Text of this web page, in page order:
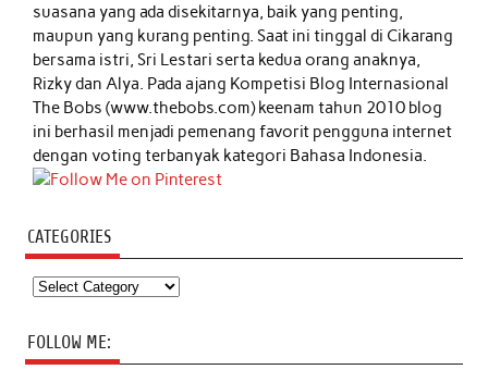
suasana yang ada disekitarnya, baik yang penting,
maupun yang kurang penting. Saat ini tinggal di Cikarang
bersama istri, Sri Lestari serta kedua orang anaknya,
Rizky dan Alya. Pada ajang Kompetisi Blog Internasional
The Bobs (www.thebobs.com) keenam tahun 2010 blog
ini berhasil menjadi pemenang favorit pengguna internet
dengan voting terbanyak kategori Bahasa Indonesia.
CATEGORIES
Categories
FOLLOW ME: